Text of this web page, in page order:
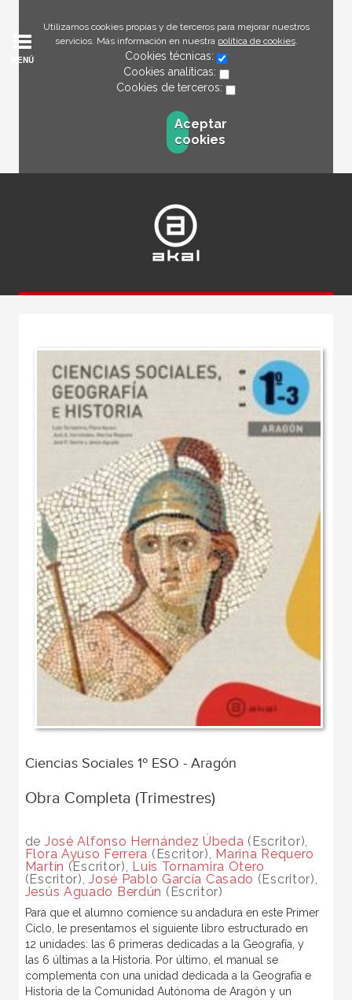
Utilizamos cookies propias y de terceros para mejorar nuestros
servicios. Más información en nuestra política de cookies.
Cookies técnicas:
Cookies analíticas:
Cookies de terceros:
Aceptar
cookies
MENÚ
Ciencias Sociales 1º ESO - Aragón
Obra Completa (Trimestres)
de José Alfonso Hernández Úbeda (Escritor),
Flora Ayuso Ferrera (Escritor), Marina Requero
Martín (Escritor), Luis Tornamira Otero
(Escritor),José Pablo García Casado (Escritor),
Jesús Aguado Berdún (Escritor)
Para que el alumno comience su andadura en este Primer
Ciclo, le presentamos el siguiente libro estructurado en
12 unidades: las 6 primeras dedicadas a la Geografía, y
las 6 últimas a la Historia. Por último, el manual se
complementa con una unidad dedicada a la Geografía e
Historia de la Comunidad Autónoma de Aragón y un